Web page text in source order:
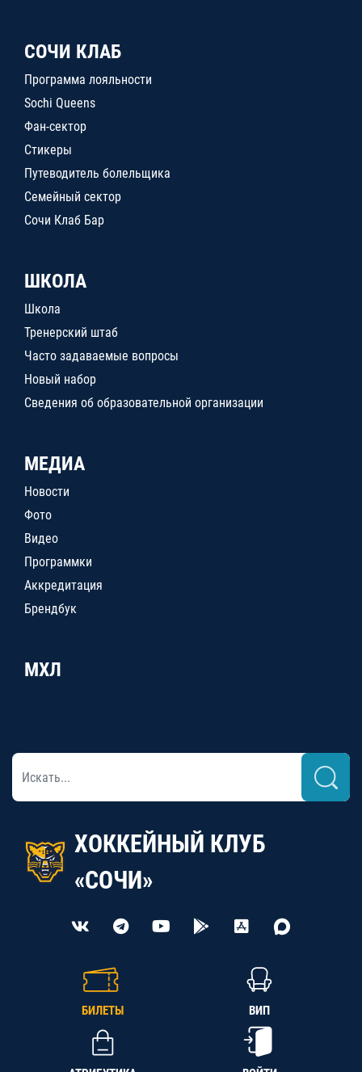
СОЧИ КЛАБ
Программа лояльности
Sochi Queens
Фан-сектор
Стикеры
Путеводитель болельщика
Семейный сектор
Сочи Клаб Бар
ШКОЛА
Школа
Тренерский штаб
Часто задаваемые вопросы
Новый набор
Сведения об образовательной организации
МЕДИА
Новости
Фото
Видео
Программки
Аккредитация
Брендбук
МХЛ
ХОККЕЙНЫЙ КЛУБ
«СОЧИ»
БИЛЕТЫ ВИП